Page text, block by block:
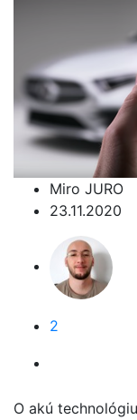
Miro JURO
23.11.2020
2
O akú